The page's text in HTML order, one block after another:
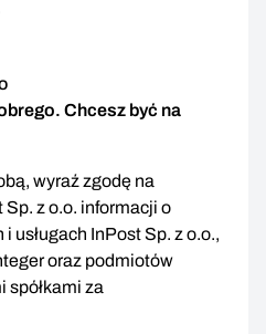
Chcesz być na
wyraź zgodę na
z o.o. informacji o
usługach InPost Sp. z o.o.,
oraz podmiotów
spółkami za